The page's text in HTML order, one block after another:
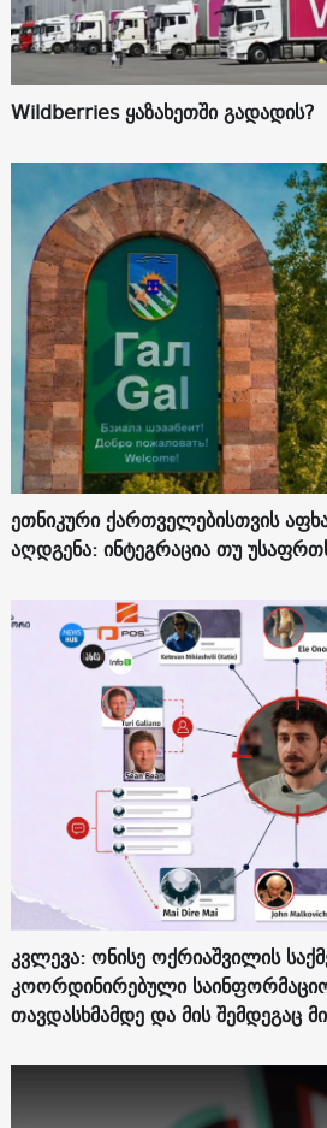
Wildberries ყაზახეთში გადადის?
ეთნიკური ქართველებისთვის
აღდგენა: ინტეგრაცია თუ
კვლევა: ონისე ოქრიაშვილის
კოორდინირებული საინფორმაციო
თავდასხმამდე და მის შემდეგაც